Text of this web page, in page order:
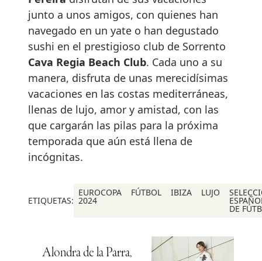
junto a unos amigos, con quienes han
navegado en un yate o han degustado
sushi en el prestigioso club de Sorrento
Cava Regia Beach Club. Cada uno a su
manera, disfruta de unas merecidísimas
vacaciones en las costas mediterráneas,
llenas de lujo, amor y amistad, con las
que cargarán las pilas para la próxima
temporada que aún está llena de
incógnitas.
ETIQUETAS:
EUROCOPA
2024
FÚTBOL IBIZA LUJO
DE
Alondra de la Parra,